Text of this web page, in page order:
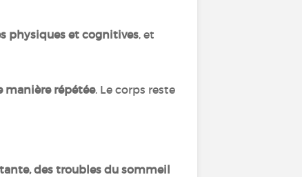
physiques et cognitives, et
manière répétée. Le corps reste
des troubles du sommeil